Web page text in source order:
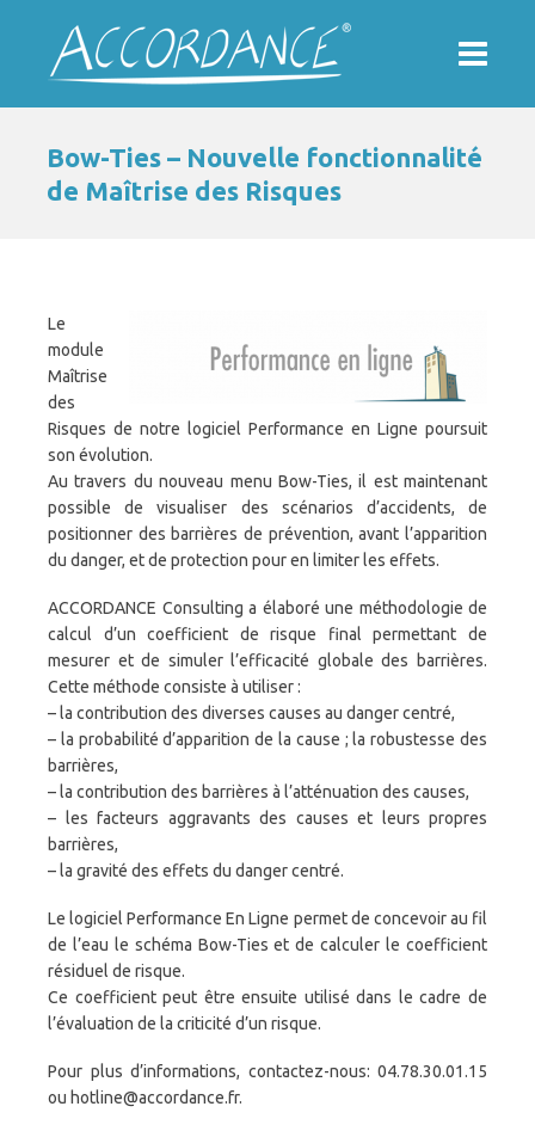
Bow-Ties – Nouvelle fonctionnalité
de Maîtrise des Risques
Le
module
Maîtrise
des
Risques de notre logiciel Performance en Ligne poursuit
son évolution.
Au travers du nouveau menu Bow-Ties, il est maintenant
possible de visualiser des scénarios d’accidents, de
positionner des barrières de prévention, avant l’apparition
du danger, et de protection pour en limiter les effets.
ACCORDANCE Consulting a élaboré une méthodologie de
calcul d’un coefficient de risque final permettant de
mesurer et de simuler l’efficacité globale des barrières.
Cette méthode consiste à utiliser :
– la contribution des diverses causes au danger centré,
– la probabilité d’apparition de la cause ; la robustesse des
barrières,
– la contribution des barrières à l’atténuation des causes,
– les facteurs aggravants des causes et leurs propres
barrières,
– la gravité des effets du danger centré.
Le logiciel Performance En Ligne permet de concevoir au fil
de l’eau le schéma Bow-Ties et de calculer le coefficient
résiduel de risque.
Ce coefficient peut être ensuite utilisé dans le cadre de
l’évaluation de la criticité d’un risque.
Pour plus d’informations, contactez-nous: 04.78.30.01.15
ou hotline@accordance.fr.